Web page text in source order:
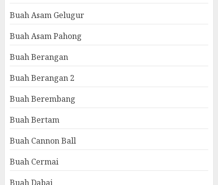
Buah Asam Gelugur
Buah Asam Pahong
Buah Berangan
Buah Berangan 2
Buah Berembang
Buah Bertam
Buah Cannon Ball
Buah Cermai
Buah Dabai